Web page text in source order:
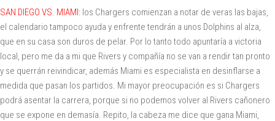
SAN DIEGO VS. MIAMI: los Chargers comienzan a notar de veras las bajas,
el calendario tampoco ayuda y enfrente tendrán a unos Dolphins al alza,
que en su casa son duros de pelar. Por lo tanto todo apuntaría a victoria
local, pero me da a mi que Rivers y compañía no se van a rendir tan pronto
y se querrán reivindicar, además Miami es especialista en desinflarse a
medida que pasan los partidos. Mi mayor preocupación es si Chargers
podrá asentar la carrera, porque si no podemos volver al Rivers cañonero
que se expone en demasía. Repito, la cabeza me dice que gana Miami,